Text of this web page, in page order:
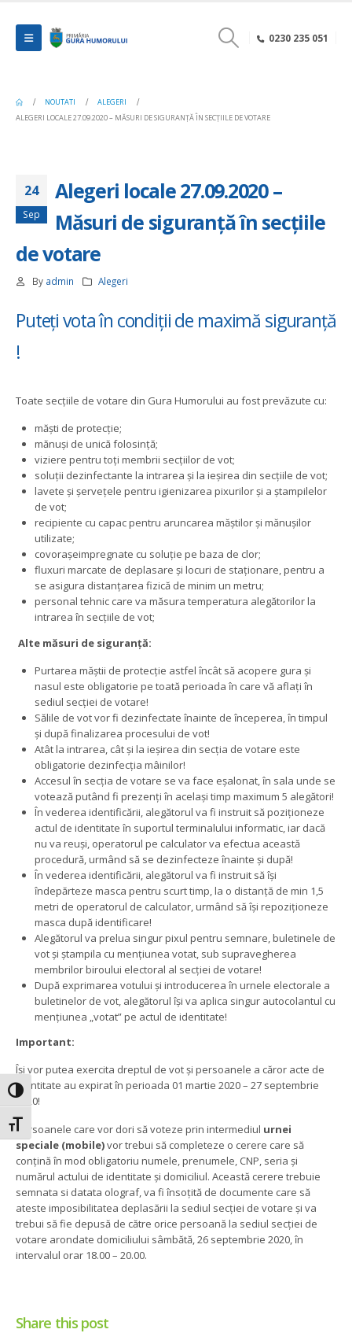
Toggle High Contrast
Toggle Font size
0230 235 051
NOUTATI
ALEGERI
ALEGERI LOCALE 27.09.2020 – MĂSURI DE SIGURANȚĂ ÎN SECȚIILE DE VOTARE
24
Sep
Alegeri locale 27.09.2020 –
Măsuri de siguranță în secțiile
de votare
By admin Alegeri
Puteți vota în condiții de maximă siguranță
!
Toate secțiile de votare din Gura Humorului au fost prevăzute cu:
măști de protecție;
mănuși de unică folosință;
viziere pentru toți membrii secțiilor de vot;
soluții dezinfectante la intrarea și la ieșirea din secțiile de vot;
lavete și șervețele pentru igienizarea pixurilor și a ștampilelor
de vot;
recipiente cu capac pentru aruncarea măștilor și mănușilor
utilizate;
covorașeimpregnate cu soluție pe baza de clor;
fluxuri marcate de deplasare și locuri de staționare, pentru a
se asigura distanțarea fizică de minim un metru;
personal tehnic care va măsura temperatura alegătorilor la
intrarea în secțiile de vot;
Alte măsuri de siguranță:
Purtarea măștii de protecție astfel încât să acopere gura și
nasul este obligatorie pe toată perioada în care vă aflați în
sediul secției de votare!
Sălile de vot vor fi dezinfectate înainte de începerea, în timpul
și după finalizarea procesului de vot!
Atât la intrarea, cât și la ieșirea din secția de votare este
obligatorie dezinfecția mâinilor!
Accesul în secția de votare se va face eșalonat, în sala unde se
votează putând fi prezenți în același timp maximum 5 alegători!
În vederea identificării, alegătorul va fi instruit să poziționeze
actul de identitate în suportul terminalului informatic, iar dacă
nu va reuși, operatorul pe calculator va efectua această
procedură, urmând să se dezinfecteze înainte și după!
În vederea identificării, alegătorul va fi instruit să își
îndepărteze masca pentru scurt timp, la o distanță de min 1,5
metri de operatorul de calculator, urmând să își repoziționeze
masca după identificare!
Alegătorul va prelua singur pixul pentru semnare, buletinele de
vot și ștampila cu mențiunea votat, sub supravegherea
membrilor biroului electoral al secției de votare!
După exprimarea votului și introducerea în urnele electorale a
buletinelor de vot, alegătorul își va aplica singur autocolantul cu
mențiunea „votat” pe actul de identitate!
Important:
Își vor putea exercita dreptul de vot și persoanele a căror acte de
identitate au expirat în perioada 01 martie 2020 – 27 septembrie
2020!
Persoanele care vor dori să voteze prin intermediul urnei
speciale (mobile)vor trebui să completeze o cerere care să
conțină în mod obligatoriu numele, prenumele, CNP, seria și
numărul actului de identitate și domiciliul. Această cerere trebuie
semnata si datata olograf, va fi însoțită de documente care să
ateste imposibilitatea deplasării la sediul secției de votare și va
trebui să fie depusă de către orice persoană la sediul secției de
votare arondate domiciliului sâmbătă, 26 septembrie 2020, în
intervalul orar 18.00 – 20.00.
Share this post